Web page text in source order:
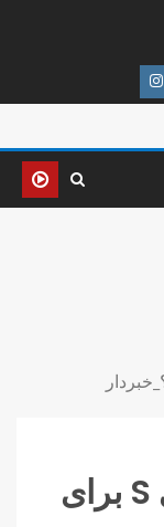
انتخاب سری A یا سری S برای